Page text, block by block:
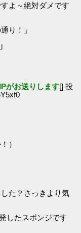
よ～絶対ダメです
り！」
がお送りします[] 投
）
た？さっきより気
したスポンジです